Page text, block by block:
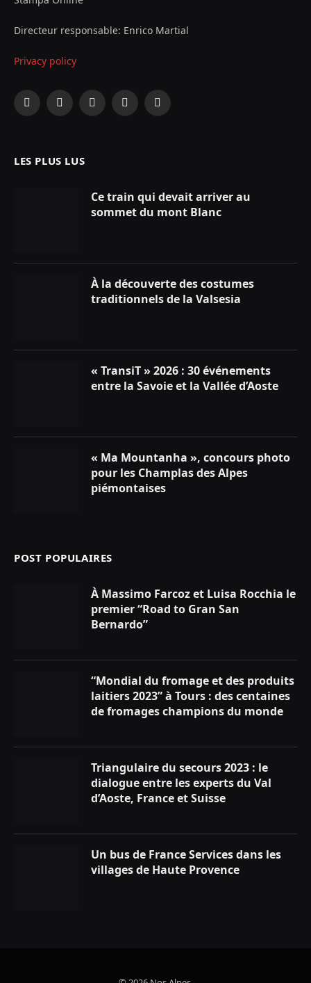
Directeur responsable: Enrico Martial
Privacy policy
Facebook
X
InstagramYouTubeLinkedIn
LES PLUS LUS
Ce train qui devait arriver au
sommet du mont Blanc
À la découverte des costumes
traditionnels de la Valsesia
« TransiT » 2026 : 30 événements
entre la Savoie et la Vallée d’Aoste
« Ma Mountanha », concours photo
pour les Champlas des Alpes
piémontaises
POST POPULAIRES
À Massimo Farcoz et Luisa Rocchia le
premier “Road to Gran San
Bernardo”
“Mondial du fromage et des produits
laitiers 2023” à Tours : des centaines
de fromages champions du monde
Triangulaire du secours 2023 : le
dialogue entre les experts du Val
d’Aoste, France et Suisse
Un bus de France Services dans les
villages de Haute Provence